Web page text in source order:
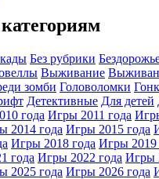
Без рубрики
Выживание
зомби Головоломки
Детективные Для детей
года Игры 2011 года
2014 года Игры 2015 года
Игры 2018 года Игры 2019
года Игры 2022 года Игры
2025 года Игры 2026 года